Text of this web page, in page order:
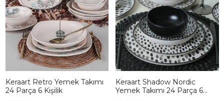
Keraart Retro Yemek Takımı
24 Parça 6 Kişilik
Keraart Shadow Nordic
Yemek Takımı 24 Parça 6